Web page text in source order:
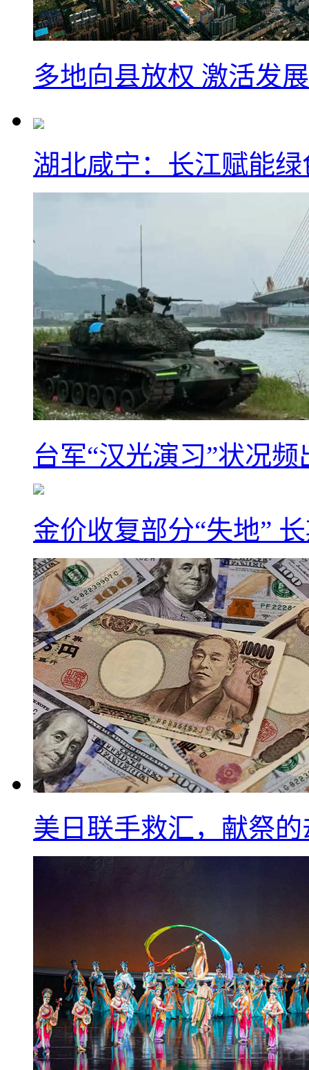
多地向县放权 激活发
湖北咸宁：长江赋能
台军“汉光演习”状况
金价收复部分“失地”
美日联手救汇，献祭